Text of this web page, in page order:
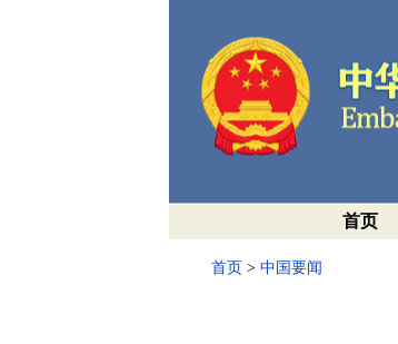
首页
首页 > 中国要闻